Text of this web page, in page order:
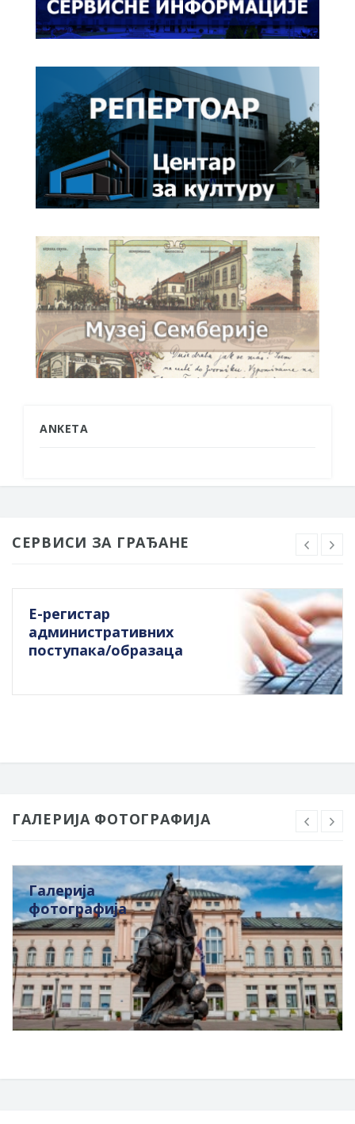
ANKETA
СЕРВИСИ ЗА ГРАЂАНЕ
Е-регистар
административних
поступака/образаца
ГАЛЕРИЈА ФОТОГРАФИЈА
Галерија
фотографија